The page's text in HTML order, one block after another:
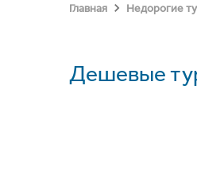
Главная Недорогие
Дешевые